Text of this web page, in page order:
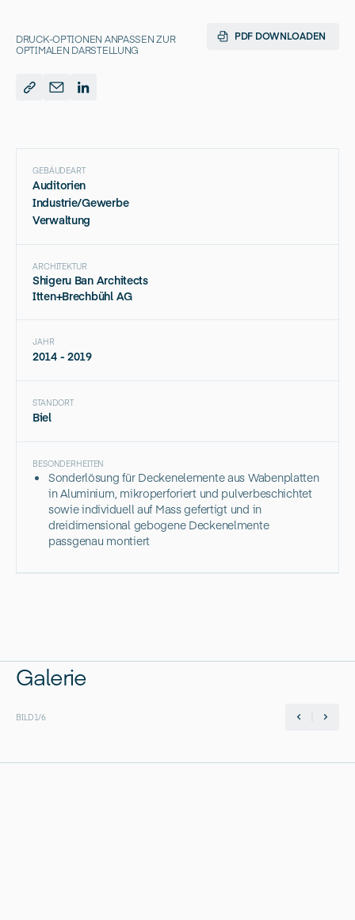
GEBÄUDEART
Auditorien
Industrie/Gewerbe
Verwaltung
ARCHITEKTUR
Shigeru Ban Architects
Itten+Brechbühl AG
JAHR
2014 - 2019
STANDORT
Biel
BESONDERHEITEN
Sonderlösung für Deckenelemente aus Wabenplatten
in Aluminium, mikroperforiert und pulverbeschichtet
sowie individuell auf Mass gefertigt und in
dreidimensional gebogene Deckenelmente
passgenau montiert
PDF DOWNLOADEN
DRUCK-OPTIONEN ANPASSEN ZUR
OPTIMALEN DARSTELLUNG
Galerie
BILD1/6